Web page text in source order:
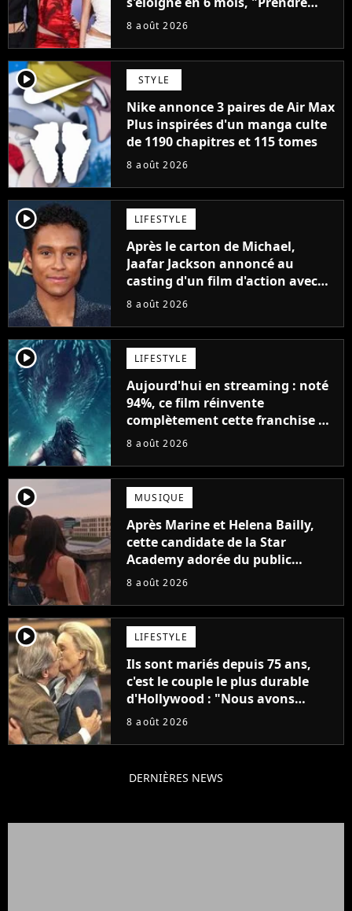
cette décision n’a pas été facile"
8 août 2026
player2 STYLE
Nike annonce 3 paires de Air Max
Plus inspirées d'un manga culte
de 1190 chapitres et 115 tomes
8 août 2026
player2 LIFESTYLE
Après le carton de Michael,
Jaafar Jackson annoncé au
casting d'un film d'action avec
Will Smith
8 août 2026
player2 LIFESTYLE
Aujourd'hui en streaming : noté
94%, ce film réinvente
complètement cette franchise de
science-fiction vieille de 40 ans
8 août 2026
player2 MUSIQUE
Après Marine et Helena Bailly,
cette candidate de la Star
Academy adorée du public
annonce son premier album,
8 août 2026
player2 LIFESTYLE
Ils sont mariés depuis 75 ans,
c'est le couple le plus durable
d'Hollywood : "Nous avons
avancé jour après jour, et les
décennies"
8 août 2026
DERNIÈRES NEWS